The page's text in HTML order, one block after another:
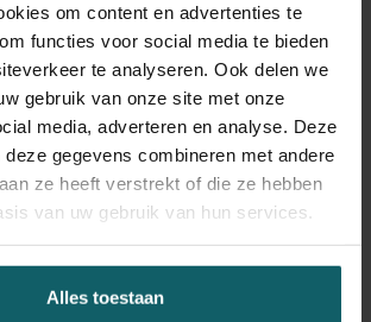
om content en advertenties te
functies voor social media te bieden
te analyseren. Ook delen we
gebruik van onze site met onze
media, adverteren en analyse. Deze
deze gegevens combineren met andere
ze heeft verstrekt of die ze hebben
van uw gebruik van hun services.
Alles toestaan
die door ziekenhuizen in de
werden opgestuurd. Onze artsen
collega's van het UZA bij de screening
patiënten. Het ITG en de dienst
geneeskunde, infectieziekten en
van het UZA werken al sinds jaar
het ITG volgde de ontwikkelingen in de
op de meest recente informatie op